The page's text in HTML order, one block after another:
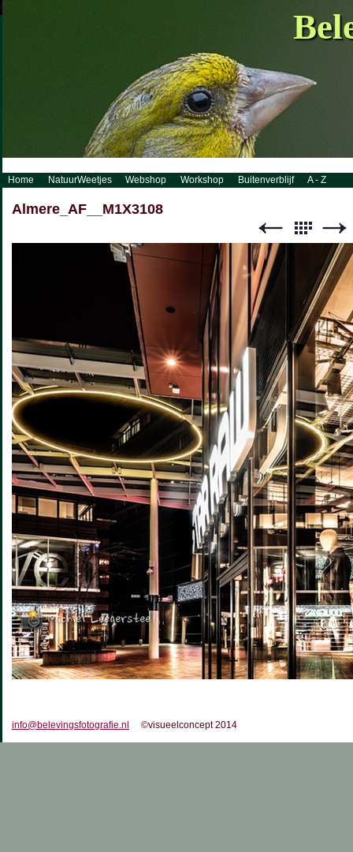
http://www.visueelconcept.nl/sitemap.xml.gz
Home NatuurWeetjes Webshop Workshop Buitenverblijf A - Z
Almere_AF__M1X3108
info@belevingsfotografie.nl ©visueelconcept 2014